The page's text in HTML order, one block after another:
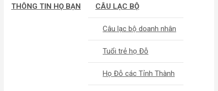
THÔNG TIN HỌ BẠN CÂU LẠC BỘ
Câu lạc bộ doanh nhân
Tuổi trẻ họ Đỗ
Họ Đỗ các Tỉnh Thành